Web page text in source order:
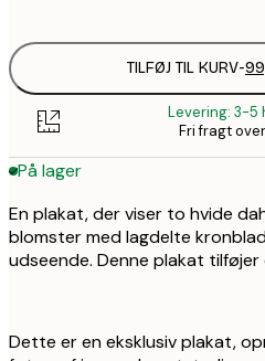
TILFØJ TIL KURV-
Levering: 3-5
Fri fragt
På lager
En plakat, der viser to hvide
blomster med lagdelte
udseende. Denne plakat
Dette er en eksklusiv plakat,